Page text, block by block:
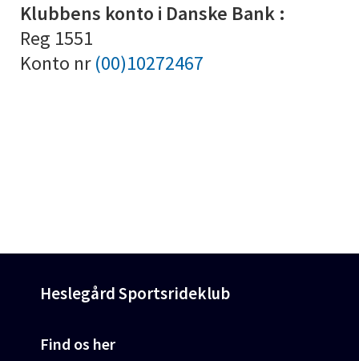
Klubbens konto i Danske Bank :
Reg 1551
Konto nr(00)10272467
Heslegård Sportsrideklub
Find os her